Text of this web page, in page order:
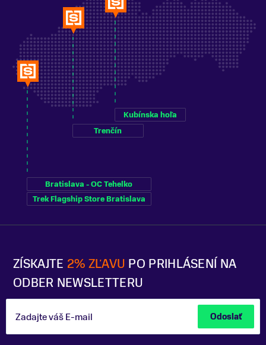
ZÍSKAJTE 2% ZĽAVU PO PRIHLÁSENÍ NA
ODBER NEWSLETTERU
Zadajte váš E-mail Odoslať
Bratislava - OC Tehelko
Trek Flagship Store Bratislava
Trenčín
Kubínska hoľa